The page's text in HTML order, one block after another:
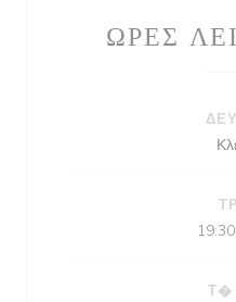
ΏΡΕΣ
Τ�